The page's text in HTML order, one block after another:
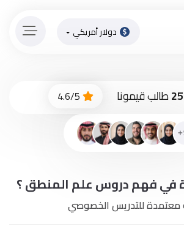
دولار أمريكي
طالب قيمونا 4.6/5
في فهم دروس علم المنطق ؟
للتدريس الخصوصي